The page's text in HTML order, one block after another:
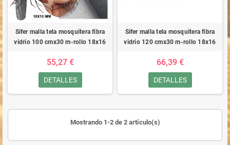
Sifer malla tela mosquitera fibra
vidrio 100 cmx30 m-rollo 18x16
55,27 €
DETALLES
Sifer malla tela mosquitera fibra
vidrio 120 cmx30 m-rollo 18x16
66,39 €
DETALLES
Mostrando 1-2 de 2 artículo(s)